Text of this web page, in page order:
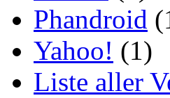
Phandroid
Yahoo! (1)
Liste aller